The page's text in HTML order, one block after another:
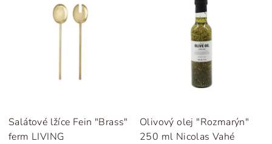
Salátové lžíce Fein "Brass"
ferm LIVING
Olivový olej "Rozmarýn"
250 ml Nicolas Vahé